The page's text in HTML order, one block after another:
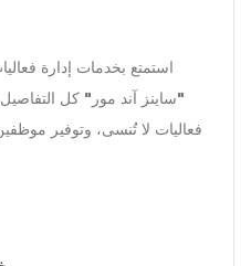
استمتع بخدمات إدارة
"ساينز آند مور" كل
فعاليات لا تُنسى، وتوفير